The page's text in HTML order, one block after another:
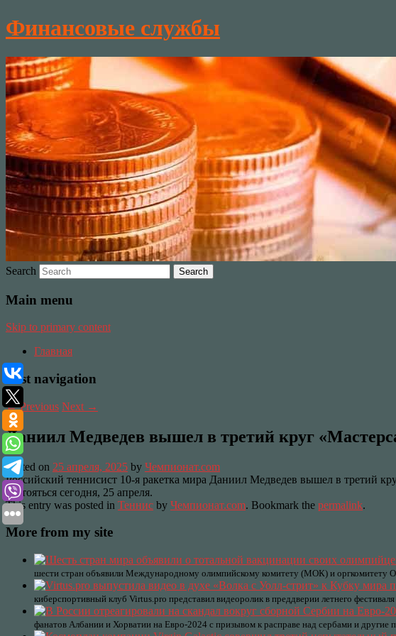
Финансовые службы
Search
Main menu
Skip to primary content
Главная
Post navigation
←Previous Next →
Даниил Медведев вышел в третий круг
Posted on 25 апреля, 2025 by Чемпионат.com
Российский теннисист 10-я ракетка мира Даниил Медведев вышел в третий
состояться сегодня, 25 апреля.
This entry was posted in Теннис by Чемпионат.com. Bookmark the permalink.
More from my site
шести стран объявили Международному олимпийскому комитету (МОК) и оргкомитету
киберспортивный клуб Virtus.pro представил видеоролик в преддверии летнего
фанатов Албании и Хорватии на Евро-2024 с призывом к расправе над сербами и